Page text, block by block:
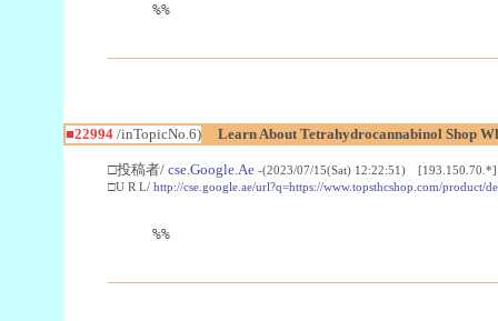
%%
■22994/inTopicNo.6) Learn About Tetrahydrocannabinol Shop
□投稿者/ cse.Google.Ae -(2023/07/15(Sat) 12:22:51) [193.150.70.*]
□U R L/ http://cse.google.ae/url?q=https://www.topsthcshop.com/
%%